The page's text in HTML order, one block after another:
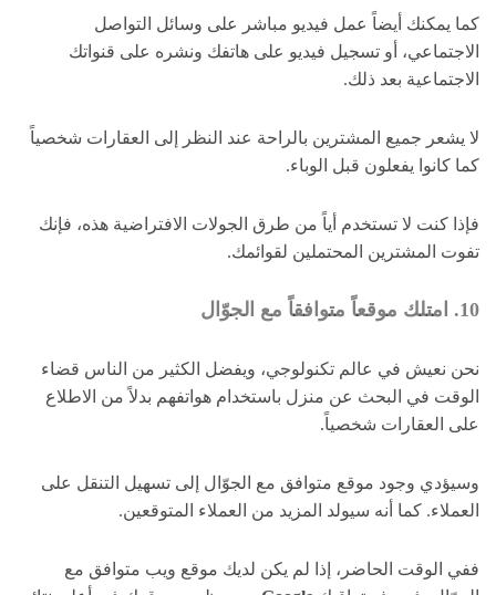
كما يمكنك أيضاً عمل فيديو مباشر على وسائل التواصل
الاجتماعي، أو تسجيل فيديو على هاتفك ونشره على قنواتك
الاجتماعية بعد ذلك.
لا يشعر جميع المشترين بالراحة عند النظر إلى العقارات شخصياً
كما كانوا يفعلون قبل الوباء.
فإذا كنت لا تستخدم أياً من طرق الجولات الافتراضية هذه، فإنك
تفوت المشترين المحتملين لقوائمك.
10. امتلك موقعاً متوافقاً مع الجوّال
نحن نعيش في عالم تكنولوجي، ويفضل الكثير من الناس قضاء
الوقت في البحث عن منزل باستخدام هواتفهم بدلاً من الاطلاع
على العقارات شخصياً.
وسيؤدي وجود موقع متوافق مع الجوّال إلى تسهيل التنقل على
العملاء. كما أنه سيولد المزيد من العملاء المتوقعين.
ففي الوقت الحاضر، إذا لم يكن لديك موقع ويب متوافق مع